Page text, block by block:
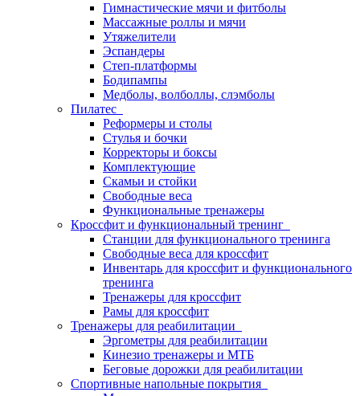
Гимнастические мячи и фитболы
Массажные роллы и мячи
Утяжелители
Эспандеры
Степ-платформы
Бодипампы
Медболы, волболлы, слэмболы
Пилатес
Реформеры и столы
Стулья и бочки
Корректоры и боксы
Комплектующие
Скамьи и стойки
Свободные веса
Функциональные тренажеры
Кроссфит и функциональный тренинг
Станции для функционального тренинга
Свободные веса для кроссфит
Инвентарь для кроссфит и функционального
тренинга
Тренажеры для кроссфит
Рамы для кроссфит
Тренажеры для реабилитации
Эргометры для реабилитации
Кинезио тренажеры и МТБ
Беговые дорожки для реабилитации
Спортивные напольные покрытия